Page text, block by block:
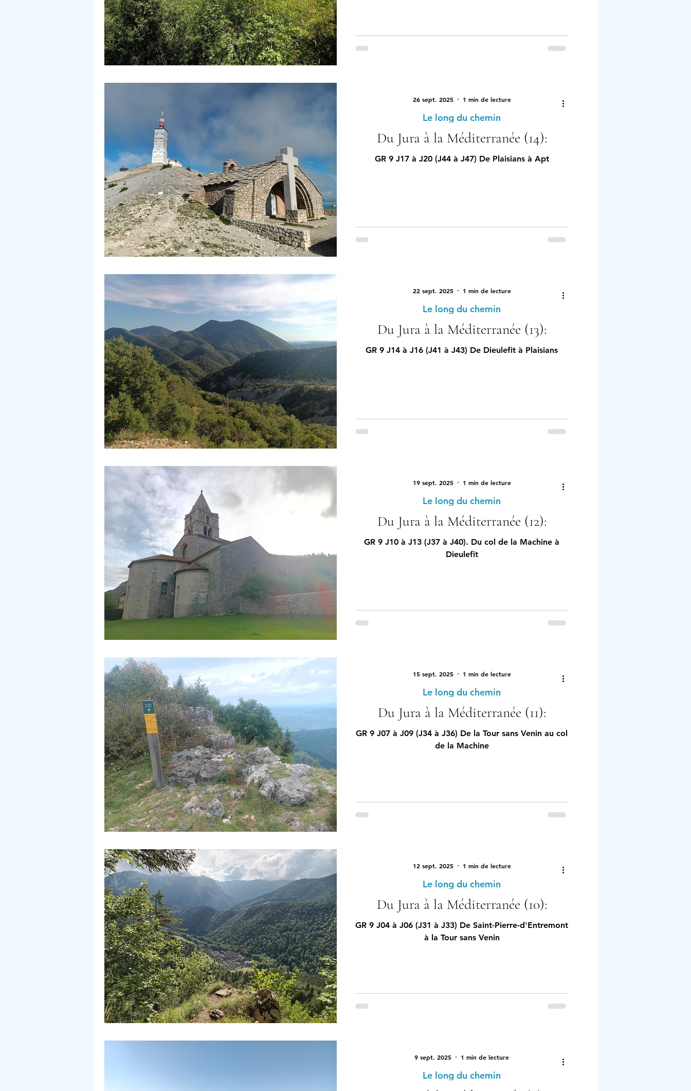
Du Jura à la Méditerranée (14):
GR 9 J17 à J20 (J44 à J47) De Plaisians à Apt
Le long du chemin
26 sept. 2025 1 min de lecture
Du Jura à la Méditerranée (13):
GR 9 J14 à J16 (J41 à J43) De Dieulefit à Plaisians
Le long du chemin
22 sept. 2025 1 min de lecture
Du Jura à la Méditerranée (12):
GR 9 J10 à J13 (J37 à J40). Du col de la Machine à
Dieulefit
Le long du chemin
19 sept. 2025 1 min de lecture
Du Jura à la Méditerranée (11):
GR 9 J07 à J09 (J34 à J36) De la Tour sans Venin au col
de la Machine
Le long du chemin
15 sept. 2025 1 min de lecture
Du Jura à la Méditerranée (10):
GR 9 J04 à J06 (J31 à J33) De Saint-Pierre-d'Entremont
à la Tour sans Venin
Le long du chemin
12 sept. 2025 1 min de lecture
Le long du chemin
9 sept. 2025 1 min de lecture